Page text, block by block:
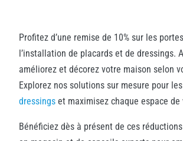
Profitez d’une remise de 10% sur les
l’installation de placards et de dressings.
améliorez et décorez votre maison selon
Explorez nos solutions sur mesure pour
dressings et maximisez chaque espace
Bénéficiez dès à présent de ces